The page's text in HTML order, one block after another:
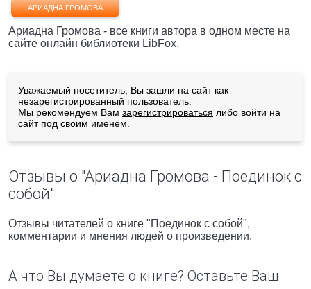
АРИАДНА ГРОМОВА
Ариадна Громова - все книги автора в одном месте на
сайте онлайн библиотеки LibFox.
Уважаемый посетитель, Вы зашли на сайт как
незарегистрированный пользователь.
Мы рекомендуем Вам зарегистрироваться либо войти на
сайт под своим именем.
Отзывы о "Ариадна Громова - Поединок с
собой"
Отзывы читателей о книге "Поединок с собой",
комментарии и мнения людей о произведении.
А что Вы думаете о книге? Оставьте Ваш